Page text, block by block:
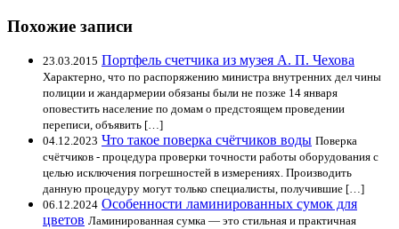
Похожие записи
23.03.2015 Портфель счетчика из музея А. П. Чехова
Характерно, что по распоряжению министра внутренних дел чины
полиции и жандармерии обязаны были не позже 14 января
оповестить население по домам о предстоящем проведении
переписи, объявить […]
04.12.2023 Что такое поверка счётчиков воды Поверка
счётчиков - процедура проверки точности работы оборудования с
целью исключения погрешностей в измерениях. Производить
данную процедуру могут только специалисты, получившие […]
06.12.2024 Особенности ламинированных сумок для
цветов Ламинированная сумка — это стильная и практичная